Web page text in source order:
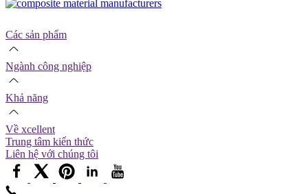
Các sản phẩm
Ngành công nghiệp
Khả năng
Về xcellent
Trung tâm kiến ​​thức
Liên hệ với chúng tôi